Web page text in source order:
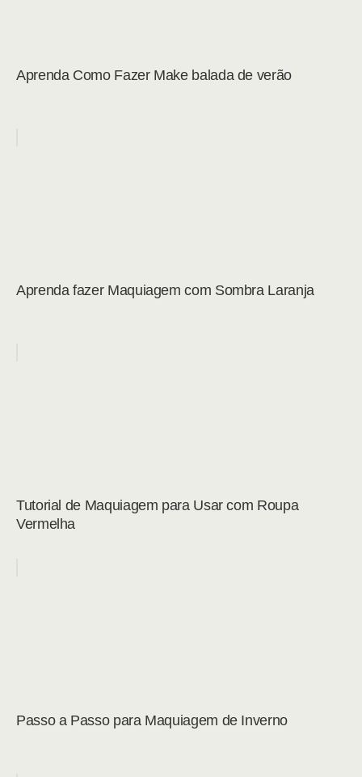
Aprenda Como Fazer Make balada de verão
Aprenda fazer Maquiagem com Sombra Laranja
Tutorial de Maquiagem para Usar com Roupa
Vermelha
Passo a Passo para Maquiagem de Inverno